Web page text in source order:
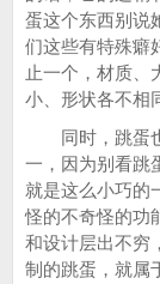
蛋这个东西别说
们这些有特殊癖
止一个，材质、
小、形状各不相
同时，跳蛋也
一，因为别看跳
就是这么小巧的
怪的不奇怪的功
和设计层出不穷
制的跳蛋，就属